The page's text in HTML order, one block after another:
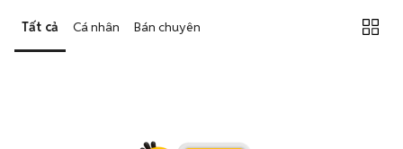
Tất cả Cá nhân Bán chuyên